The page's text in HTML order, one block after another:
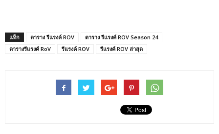
แท็ก ตาราง รีแรงค์ ROV
ตาราง รีแรงค์ ROV Season 24
ตารางรีแรงค์ RoV
รีแรงค์ ROV รีแรงค์ ROV ล่าสุด